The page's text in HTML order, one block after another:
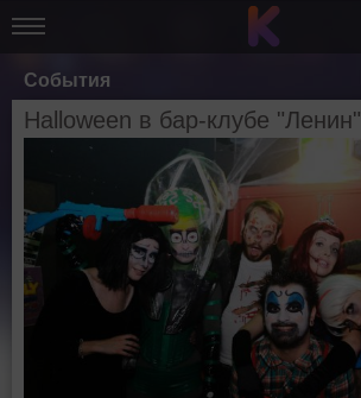
События
Halloween в бар-клубе "Ленин"